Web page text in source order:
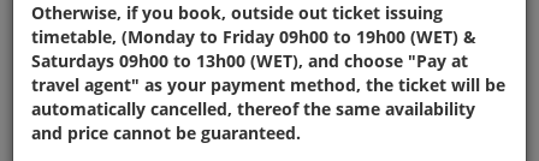
De beste deals in
vluchten naar
Otherwise, if you book, outside out ticket issuing
timetable, (Monday to Friday 09h00 to 19h00 (WET) &
Saturdays 09h00 to 13h00 (WET), and choose "Pay at
travel agent" as your payment method, the ticket will be
automatically cancelled, thereof the same availability
and price cannot be guaranteed.